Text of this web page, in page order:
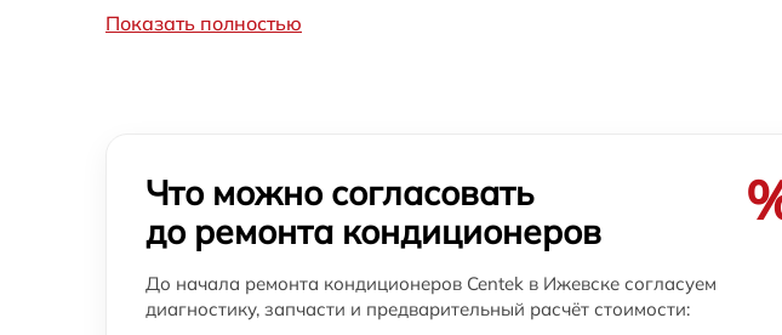
Показать полностью
Что можно согласовать
до ремонта кондиционеров
До начала ремонта кондиционеров Centek в Ижевске согласуем
диагностику, запчасти и предварительный расчёт стоимости: